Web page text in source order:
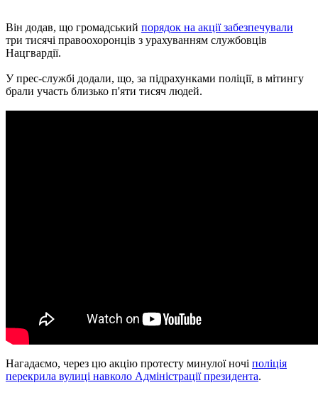
Він додав, що громадський порядок на акції забезпечували
три тисячі правоохоронців з урахуванням службовців
Нацгвардії.
У прес-службі додали, що, за підрахунками поліції, в мітингу
брали участь близько п'яти тисяч людей.
Нагадаємо, через цю акцію протесту минулої ночі поліція
перекрила вулиці навколо Адміністрації президента.